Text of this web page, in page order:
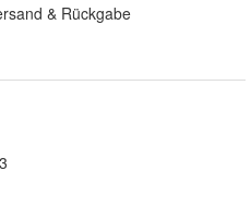
& Rückgabe